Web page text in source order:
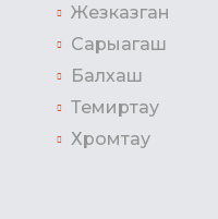
Жезказган
Сарыагаш
Балхаш
Темиртау
Хромтау